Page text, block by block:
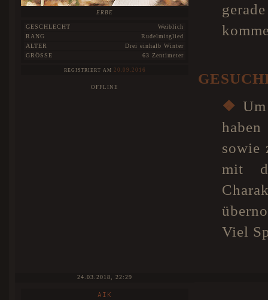
ERBE
GESCHLECHT
Weiblich
RANG
Rudelmitglied
ALTER
Drei einhalb Winter
GRÖSSE
63 Zentimeter
REGISTRIERT AM 20.09.2016
OFFLINE
❖
sowie
mit
Viel
24.03.2018, 22:29
AIK